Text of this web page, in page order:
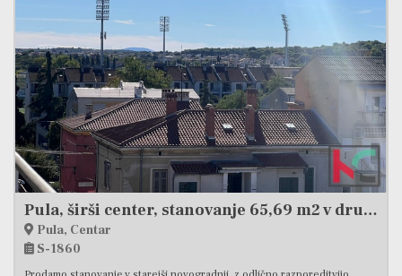
Pula, širši center, stanovanje 65,69 m2 v drugem nadstropju #prodaja